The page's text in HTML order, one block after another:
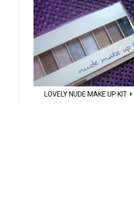
LOVELY NUDE MAKE UP KIT +